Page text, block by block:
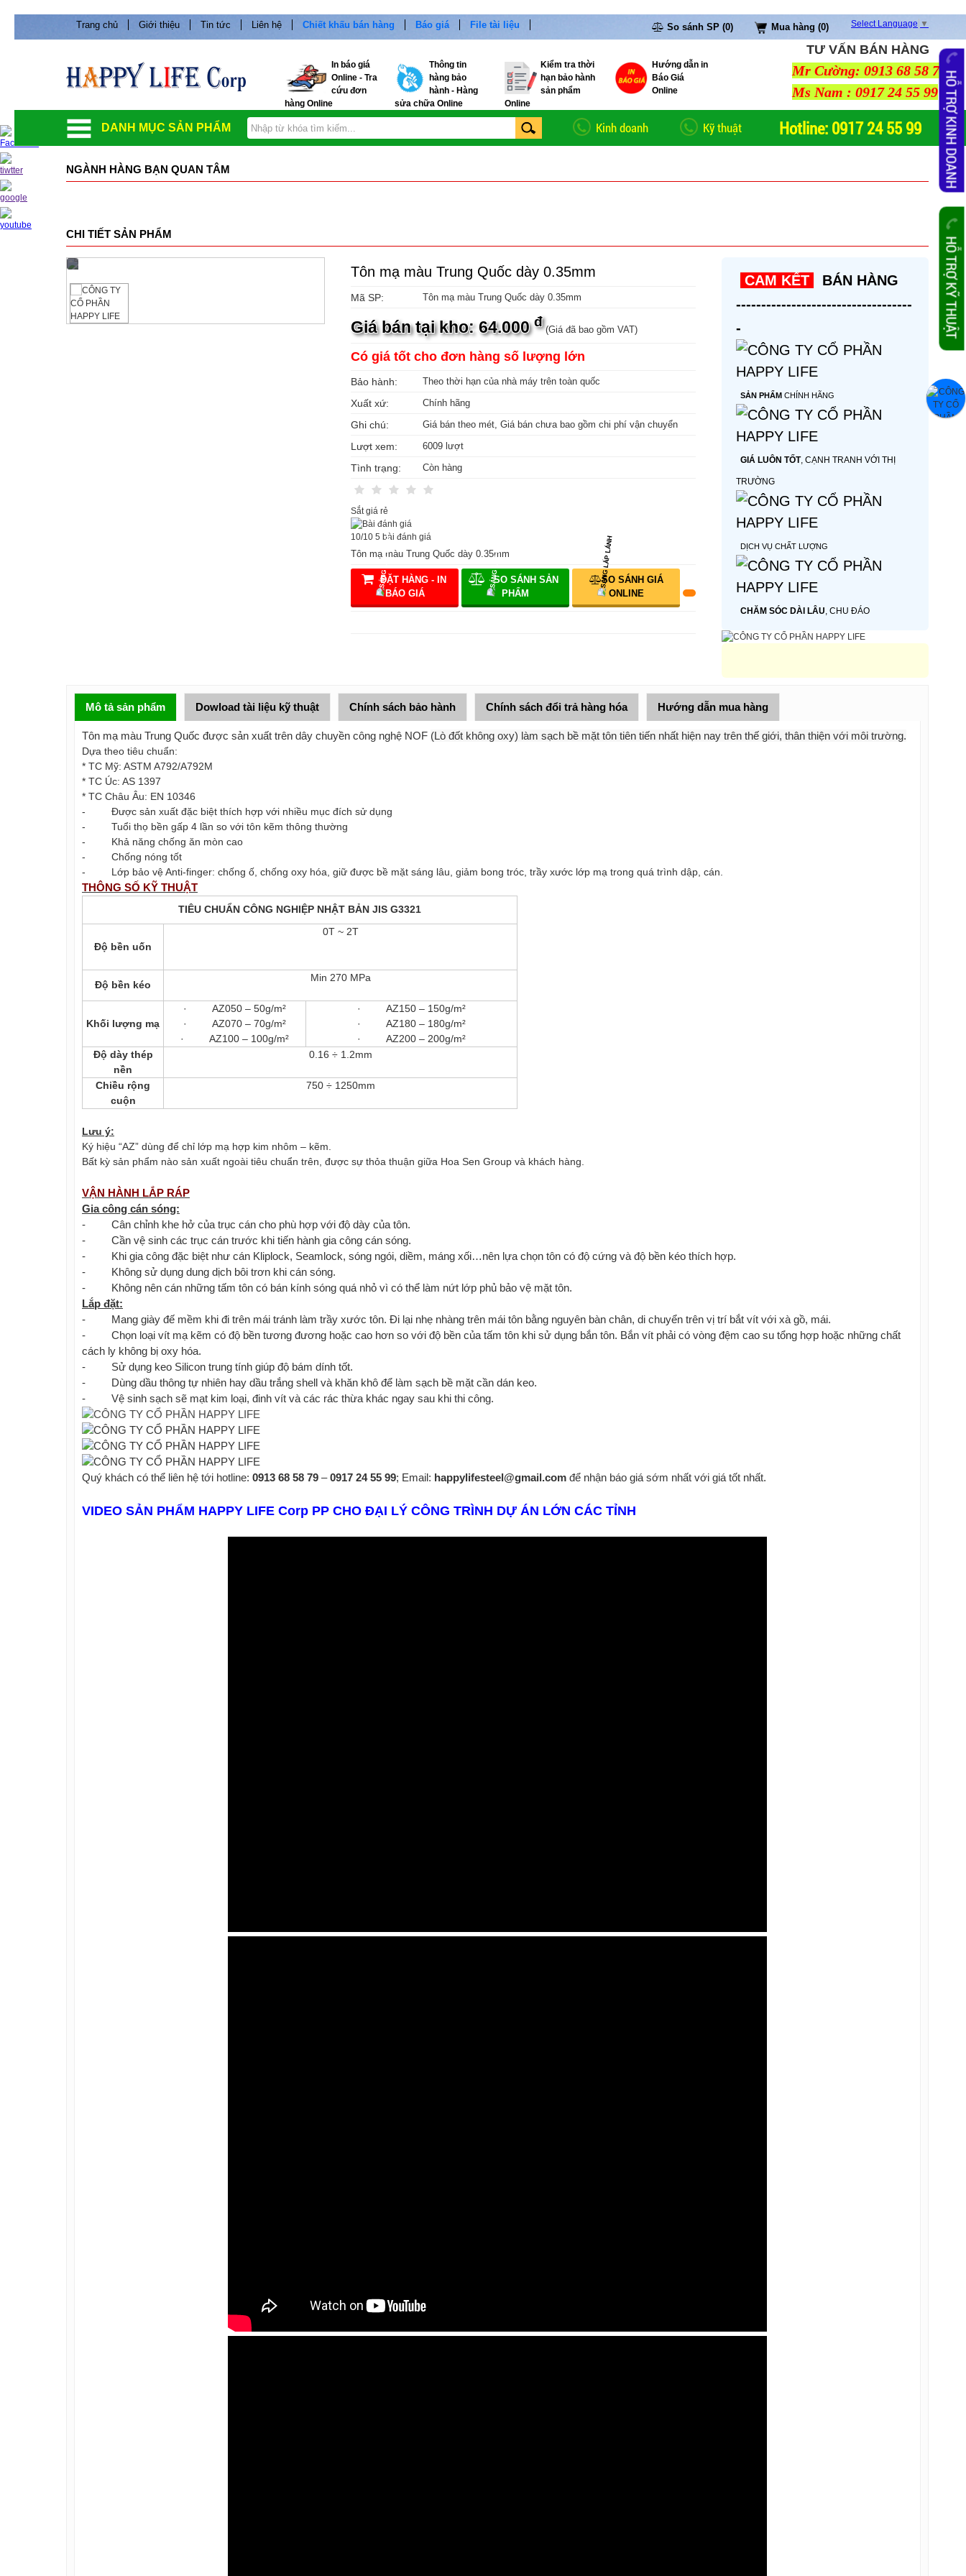
Trang chủ Giới thiệu Tin tức Liên hệ Chiết khấu bán hàng Báo giá File tài liệu Select Language ▼
Mua hàng (0)
So sánh SP (0)
In báo giá
Online - Tra
cứu đơn
hàng Online
Thông tin
hàng bảo
hành - Hàng
sửa chữa Online
Kiểm tra thời
hạn bảo hành
sản phẩm
Online
Hướng dẫn in
Báo Giá
Online
TƯ VẤN BÁN HÀNG
Mr Cường: 0913 68 58 79
Ms Nam : 0917 24 55 99
DANH MỤC SẢN PHẨM Kinh doanh Kỹ thuật Hotline: 0917 24 55 99
NGÀNH HÀNG BẠN QUAN TÂM
CHI TIẾT SẢN PHẨM
Tôn mạ màu Trung Quốc dày 0.35mm
Mã SP: Tôn mạ màu Trung Quốc dày 0.35mm
Giá bán tại kho: 64.000đ
(Giá đã bao gồm VAT)
Có giá tốt cho đơn hàng số lượng lớn
Bảo hành: Theo thời hạn của nhà máy trên toàn quốc
Xuất xứ: Chính hãng
Ghi chú: Giá bán theo mét, Giá bán chưa bao gồm chi phí vận chuyển
Lượt xem: 6009 lượt
Tình trạng: Còn hàng
Sắt giá rẻ
10/10 5 bài đánh giá
Tôn mạ màu Trung Quốc dày 0.35mm
ĐẶT HÀNG - IN
BÁO GIÁ
SO SÁNH SẢN
PHẨM
SO SÁNH GIÁ
ONLINE
CAM KẾT
BÁN HÀNG
-----------------------------------
-
SẢN PHẨM CHÍNH HÃNG
GIÁ LUÔN TỐT, CẠNH TRANH VỚI THỊ
TRƯỜNG
DỊCH VỤ CHẤT LƯỢNG
CHĂM SÓC DÀI LÂU, CHU ĐÁO
Mô tả sản phẩm Dowload tài liệu kỹ thuật Chính sách bảo hành Chính sách đổi trả hàng hóa Hướng dẫn mua hàng
Tôn mạ màu Trung Quốc được sản xuất trên dây chuyền công nghệ NOF (Lò đốt không oxy) làm sạch bề mặt tôn tiên tiến nhất hiện nay trên thế giới, thân thiện với môi trường.
Dựa theo tiêu chuẩn:
* TC Mỹ: ASTM A792/A792M
* TC Úc: AS 1397
* TC Châu Âu: EN 10346
- Được sản xuất đặc biệt thích hợp với nhiều mục đích sử dụng
- Tuổi thọ bền gấp 4 lần so với tôn kẽm thông thường
- Khả năng chống ăn mòn cao
- Chống nóng tốt
- Lớp bảo vệ Anti-finger: chống ố, chống oxy hóa, giữ được bề mặt sáng lâu, giảm bong tróc, trầy xước lớp mạ trong quá trình dập, cán.
THÔNG SỐ KỸ THUẬT
TIÊU CHUẨN CÔNG NGHIỆP NHẬT BẢN JIS G3321
Độ bền uốn
0T ~ 2T
Độ bền kéo
Min 270 MPa
Khối lượng mạ
· AZ050 – 50g/m²
· AZ070 – 70g/m²
· AZ100 – 100g/m²
· AZ150 – 150g/m²
· AZ180 – 180g/m²
· AZ200 – 200g/m²
Độ dày thép
nền
0.16 ÷ 1.2mm
Chiều rộng
cuộn
750 ÷ 1250mm
Lưu ý:
Ký hiệu “AZ” dùng để chỉ lớp mạ hợp kim nhôm – kẽm.
Bất kỳ sản phẩm nào sản xuất ngoài tiêu chuẩn trên, được sự thỏa thuận giữa Hoa Sen Group và khách hàng.
VẬN HÀNH LẮP RÁP
Gia công cán sóng:
- Cân chỉnh khe hở của trục cán cho phù hợp với độ dày của tôn.
- Cần vệ sinh các trục cán trước khi tiến hành gia công cán sóng.
- Khi gia công đặc biệt như cán Kliplock, Seamlock, sóng ngói, diềm, máng xối…nên lựa chọn tôn có độ cứng và độ bền kéo thích hợp.
- Không sử dụng dung dịch bôi trơn khi cán sóng.
- Không nên cán những tấm tôn có bán kính sóng quá nhỏ vì có thể làm nứt lớp phủ bảo vệ mặt tôn.
Lắp đặt:
- Mang giày đế mềm khi đi trên mái tránh làm trầy xước tôn. Đi lại nhẹ nhàng trên mái tôn bằng nguyên bàn chân, di chuyển trên vị trí bắt vít với xà gồ, mái.
- Chọn loại vít mạ kẽm có độ bền tương đương hoặc cao hơn so với độ bền của tấm tôn khi sử dụng bắn tôn. Bắn vít phải có vòng đệm cao su tổng hợp hoặc những chất
cách ly không bị oxy hóa.
- Sử dụng keo Silicon trung tính giúp độ bám dính tốt.
- Dùng dầu thông tự nhiên hay dầu trắng shell và khăn khô để làm sạch bề mặt cần dán keo.
- Vệ sinh sạch sẽ mạt kim loại, đinh vít và các rác thừa khác ngay sau khi thi công.
Quý khách có thể liên hệ tới hotline: 0913 68 58 79 –0917 24 55 99; Email: happylifesteel@gmail.com để nhận báo giá sớm nhất với giá tốt nhất.
VIDEO SẢN PHẨM HAPPY LIFE Corp PP CHO ĐẠI LÝ CÔNG TRÌNH DỰ ÁN LỚN CÁC TỈNH
HỖ TRỢ KINH DOANH
HỖ TRỢ KỸ THUẬT